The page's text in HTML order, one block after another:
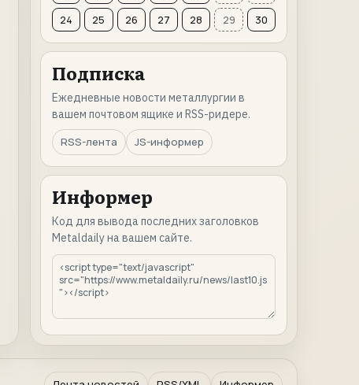
24
25 26 27 28 29 30
Подписка
Ежедневные новости металлургии в
вашем почтовом ящике и RSS-ридере.
RSS-лента
JS-информер
Информер
Код для вывода последних заголовков
Metaldaily на вашем сайте.